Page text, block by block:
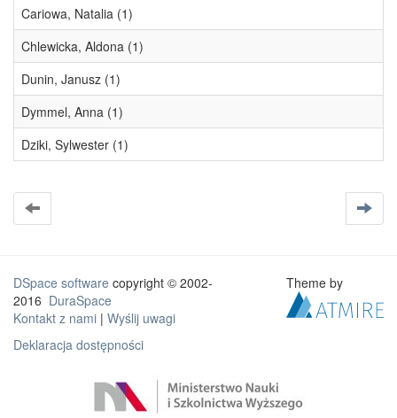
Cariowa, Natalia (1)
Chlewicka, Aldona (1)
Dunin, Janusz (1)
Dymmel, Anna (1)
Dziki, Sylwester (1)
DSpace software copyright © 2002-
2016 DuraSpace
Kontakt z nami | Wyślij uwagi
Deklaracja dostępności
Theme by